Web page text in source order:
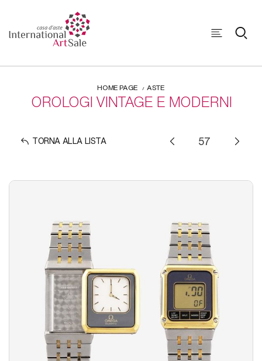
HOME PAGE ASTE
OROLOGI VINTAGE E MODERNI
TORNA ALLA LISTA